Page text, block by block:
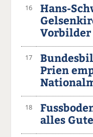
16
Hans-
Vorbilder
17
Prien
18
alles